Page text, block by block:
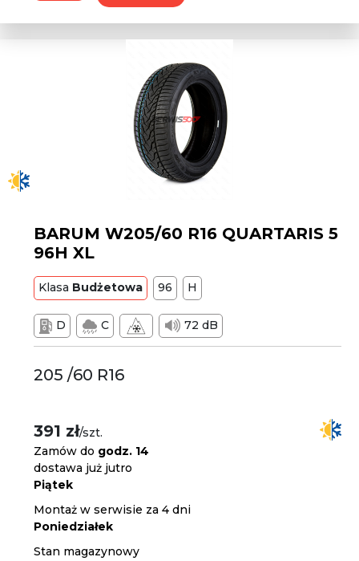
BARUM W205/60 R16 QUARTARIS 5
96H XL
Klasa Budżetowa 96 H
D C 72 dB
205 /60 R16
391 zł/szt.
Zamów do godz. 14
dostawa już jutro
Piątek
Montaż w serwisie za 4 dni
Poniedziałek
Stan magazynowy